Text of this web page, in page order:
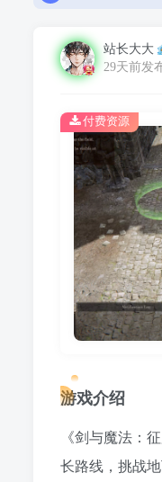
站长大大
29天前发
付费资源
游戏介绍
《剑与魔法：
长路线，挑战